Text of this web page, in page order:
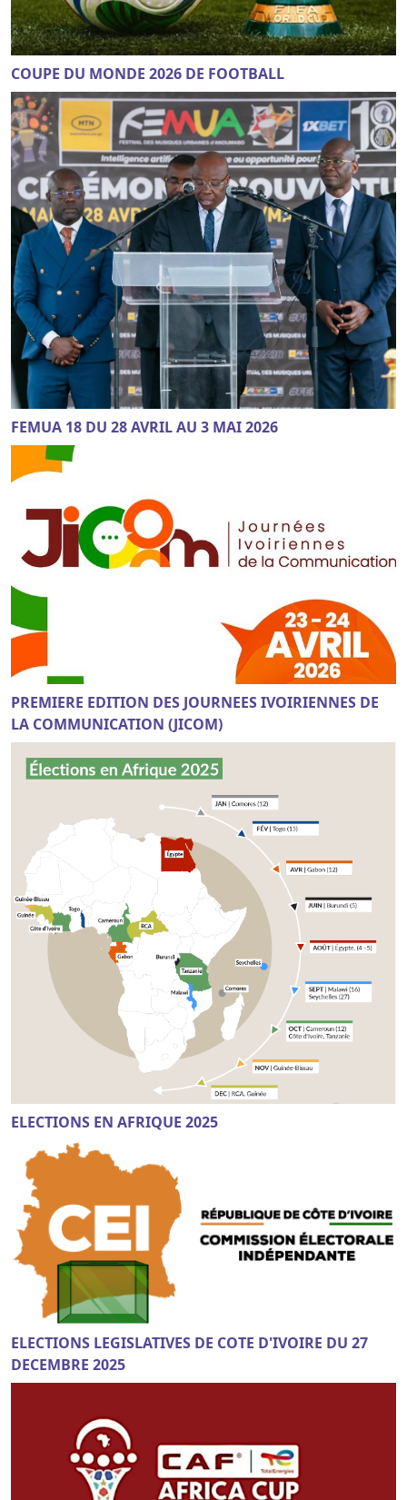
COUPE DU MONDE 2026 DE FOOTBALL
FEMUA 18 DU 28 AVRIL AU 3 MAI 2026
PREMIERE EDITION DES JOURNEES IVOIRIENNES DE
LA COMMUNICATION (JICOM)
ELECTIONS EN AFRIQUE 2025
ELECTIONS LEGISLATIVES DE COTE D'IVOIRE DU 27
DECEMBRE 2025